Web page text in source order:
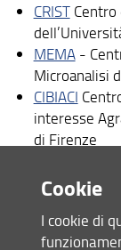
CRISTCentro
MEMA-
Microanalisi
CIBIACI
interesse
di Firenze
Partecipa ai
GiX“Centro
Sociale
Bandi e Avvisi
I nostri siti e
Area riservata
Cookie
I cookie di